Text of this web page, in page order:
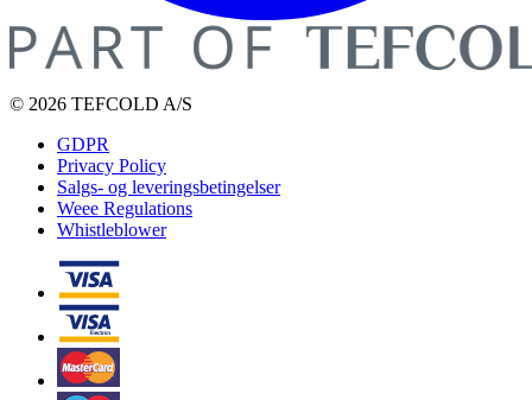
© 2026 TEFCOLD A/S
GDPR
Privacy Policy
Salgs- og leveringsbetingelser
Weee Regulations
Whistleblower